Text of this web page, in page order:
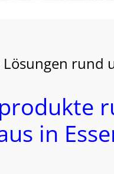
Lösungen rund
in